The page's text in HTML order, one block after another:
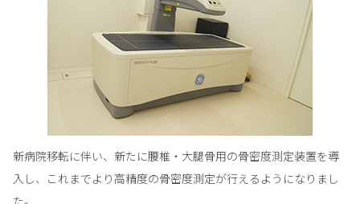
新病院移転に伴い、新たに腰椎・大腿骨用の骨密度測定装置を導
入し、これまでより高精度の骨密度測定が行えるようになりまし
た。